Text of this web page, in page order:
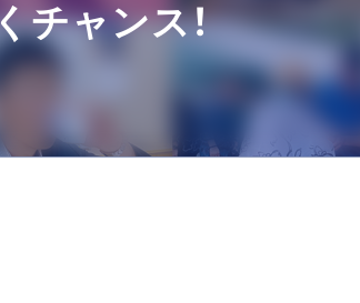
チャンス！